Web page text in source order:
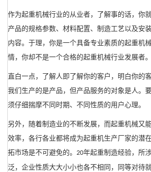
作为起重机械行业的从业者，了解事的话，你
产品的规格参数、材料配置、制造工艺以及安
内容。于理，你是一个具备专业素质的起重机
情，你却不是一个合格的起重机械行业发展者。
直白一点，了解人即了解你的客户，明白你的
我们生产的是产品，但产品服务的对象是人。
须仔细揣摩不同时期、不同性质的用户心理。
另外，随着制造业的不断发展，而起重机械又
效率，各行各业都将成为起重机生产厂家的潜
拓市场是不可避免的。 20年起重制造经验，所
泛，企业性质大大小小也各不相同，同等对待